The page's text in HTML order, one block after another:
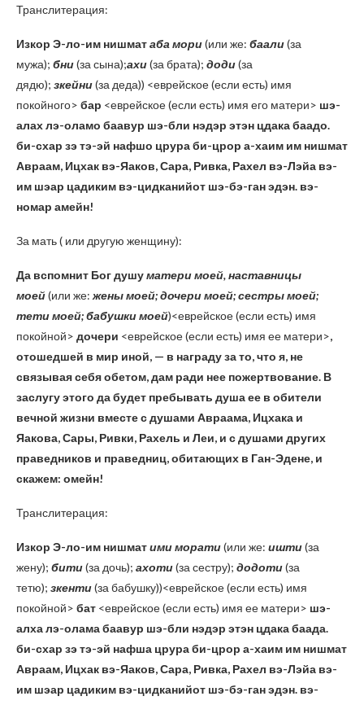
Транслитерация:
Изкор Э-ло-им нишматаба мори(или же: баали(за
мужа); бни(за сына);ахи(за брата); доди(за
дядю); зкейни(за деда)) <еврейское (если есть) имя
покойного> бар <еврейское (если есть) имя его матери> шэ-
алах лэ-оламо баавур шэ-бли нэдэр этэн цдака баадо.
би-схар зэ тэ-эй нафшо црура би-црор а-хаим им нишмат
Авраам, Ицхак вэ-Яаков, Сара, Ривка, Рахел вэ-Лэйа вэ-
им шэар цадиким вэ-цидканийот шэ-бэ-ган эдэн. вэ-
номар амейн!
За мать ( или другую женщину):
Да вспомнит Бог душуматери моей, наставницы
моей(или же: жены моей; дочери моей; сестры моей;
тети моей; бабушки моей)<еврейское (если есть) имя
покойной> дочери <еврейское (если есть) имя ее матери>,
отошедшей в мир иной, — в награду за то, что я, не
связывая себя обетом, дам ради нее пожертвование. В
заслугу этого да будет пребывать душа ее в обители
вечной жизни вместе с душами Авраама, Ицхака и
Яакова, Сары, Ривки, Рахель и Леи, и с душами других
праведников и праведниц, обитающих в Ган-Эдене, и
скажем: омейн!
Транслитерация:
Изкор Э-ло-им нишматими морати(или же: ишти(за
жену); бити(за дочь); ахоти(за сестру); додоти(за
тетю); зкенти(за бабушку))<еврейское (если есть) имя
покойной> бат <еврейское (если есть) имя ее матери> шэ-
алха лэ-олама баавур шэ-бли нэдэр этэн цдака баада.
би-схар зэ тэ-эй нафша црура би-црор а-хаим им нишмат
Авраам, Ицхак вэ-Яаков, Сара, Ривка, Рахел вэ-Лэйа вэ-
им шэар цадиким вэ-цидканийот шэ-бэ-ган эдэн. вэ-